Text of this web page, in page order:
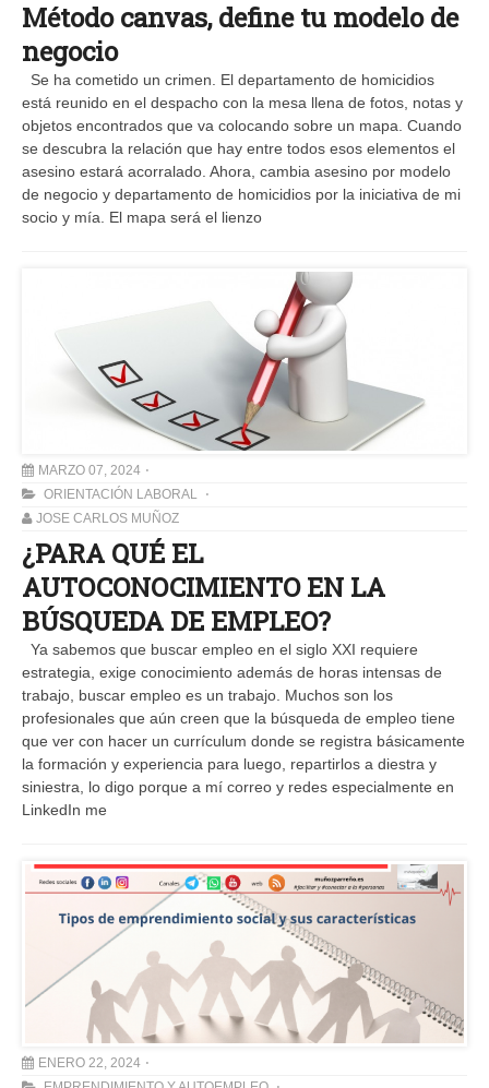
Método canvas, define tu modelo de
negocio
Se ha cometido un crimen. El departamento de homicidios
está reunido en el despacho con la mesa llena de fotos, notas y
objetos encontrados que va colocando sobre un mapa. Cuando
se descubra la relación que hay entre todos esos elementos el
asesino estará acorralado. Ahora, cambia asesino por modelo
de negocio y departamento de homicidios por la iniciativa de mi
socio y mía. El mapa será el lienzo
MARZO 07, 2024
ORIENTACIÓN LABORAL
JOSE CARLOS MUÑOZ
¿PARA QUÉ EL
AUTOCONOCIMIENTO EN LA
BÚSQUEDA DE EMPLEO?
Ya sabemos que buscar empleo en el siglo XXI requiere
estrategia, exige conocimiento además de horas intensas de
trabajo, buscar empleo es un trabajo. Muchos son los
profesionales que aún creen que la búsqueda de empleo tiene
que ver con hacer un currículum donde se registra básicamente
la formación y experiencia para luego, repartirlos a diestra y
siniestra, lo digo porque a mí correo y redes especialmente en
LinkedIn me
ENERO 22, 2024